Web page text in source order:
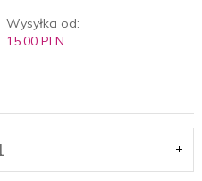
Wysyłka od:
15.00 PLN